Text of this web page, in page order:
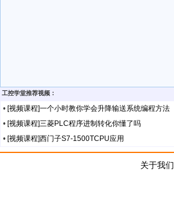
工控学堂推荐视频：
• [视频课程]一个小时教你学会升降输送系统编程方法
• [视频课程]三菱PLC程序进制转化你懂了吗
• [视频课程]西门子S7-1500TCPU应用
关于我们